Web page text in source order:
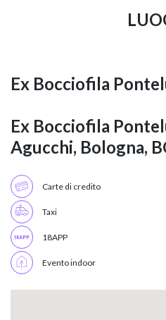
Ex Bocciofila
Ex Bocciofila
Agucchi, Bologna,
Carte di credito
Taxi
18APP
Evento indoor